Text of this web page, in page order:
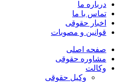
درباره ما
تماس با ما
اخبار حقوقی
قوانین و مصوبات
صفحه اصلی
مشاوره حقوقی
وکالت
وکیل حقوقی